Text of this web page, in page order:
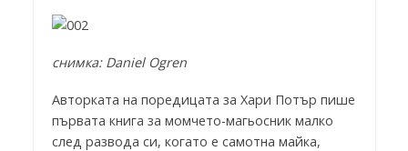
снимка: Daniel Ogren
Авторката на поредицата за Хари Потър пише
първата книга за момчето-магьосник малко
след развода си, когато е самотна майка,